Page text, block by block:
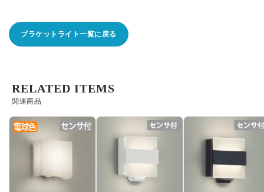
ブラケットライト一覧に戻る
関連商品
RELATED ITEMS